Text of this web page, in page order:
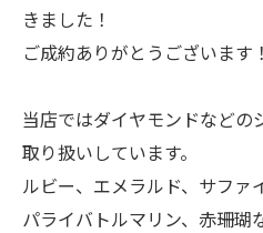
きました！
ご成約ありがとうございます！
当店ではダイヤモンドなどの
取り扱いしています。
ルビー、エメラルド、サファ
パライバトルマリン、赤珊瑚